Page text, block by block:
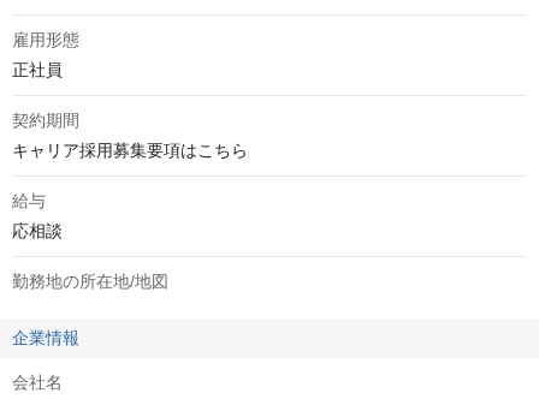
雇用形態
正社員
契約期間
キャリア採用募集要項はこちら
給与
応相談
勤務地の所在地/地図
企業情報
会社名